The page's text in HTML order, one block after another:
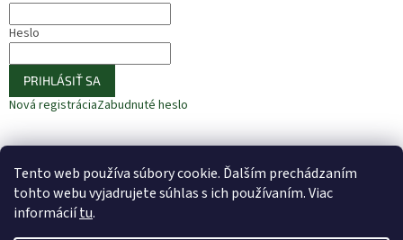
Tento web používa súbory cookie. Ďalším prechádzaním
tohto webu vyjadrujete súhlas s ich používaním. Viac
informáciítu.
Heslo
PRIHLÁSIŤ SA
Nová registráciaZabudnuté heslo
⚠️ UPOZORNENIE – Fazuľa biela 🎁 ODOBERAJTE NOVINKY −10 %